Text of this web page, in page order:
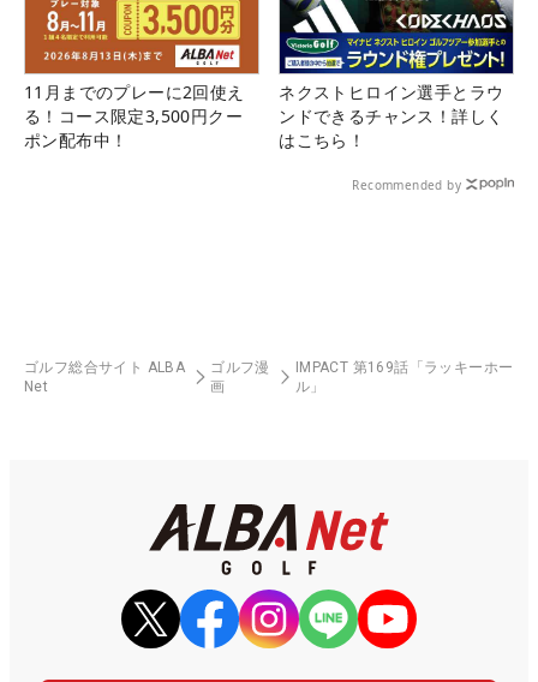
11月までのプレーに2回使え
る！コース限定3,500円クー
ポン配布中！
ネクストヒロイン選手とラウ
ンドできるチャンス！詳しく
はこちら！
Recommended by
ゴルフ総合サイト ALBA
Net
ゴルフ漫
画
IMPACT 第169話「ラッキーホー
ル」